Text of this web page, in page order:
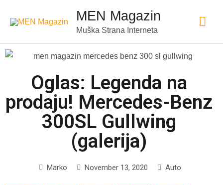
MEN Magazin
Muška Strana Interneta
Oglas: Legenda na
prodaju! Mercedes-Benz
300SL Gullwing
(galerija)
Marko November 13, 2020 Auto